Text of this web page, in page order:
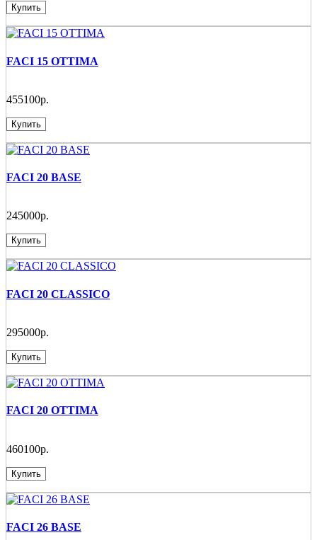
Купить
FACI 15 OTTIMA
455100р.
Купить
FACI 20 BASE
245000р.
Купить
FACI 20 CLASSICO
295000р.
Купить
FACI 20 OTTIMA
460100р.
Купить
FACI 26 BASE